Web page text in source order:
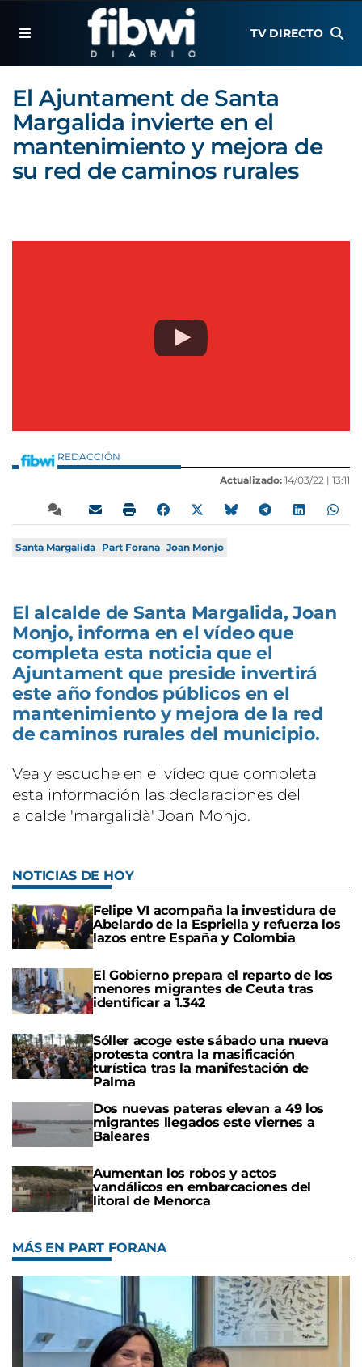
TV DIRECTO
El Ajuntament de Santa
Margalida invierte en el
mantenimiento y mejora de
su red de caminos rurales
REDACCIÓN
Actualizado: 14/03/22 | 13:11
Santa Margalida Part Forana Joan Monjo
El alcalde de Santa Margalida, Joan
Monjo, informa en el vídeo que
completa esta noticia que el
Ajuntament que preside invertirá
este año fondos públicos en el
mantenimiento y mejora de la red
de caminos rurales del municipio.
Vea y escuche en el vídeo que completa
esta información las declaraciones del
alcalde 'margalidà' Joan Monjo.
NOTICIAS DE HOY
Felipe VI acompaña la investidura de
Abelardo de la Espriella y refuerza los
lazos entre España y Colombia
El Gobierno prepara el reparto de los
menores migrantes de Ceuta tras
identificar a 1.342
Sóller acoge este sábado una nueva
protesta contra la masificación
turística tras la manifestación de
Palma
Dos nuevas pateras elevan a 49 los
migrantes llegados este viernes a
Baleares
Aumentan los robos y actos
vandálicos en embarcaciones del
litoral de Menorca
MÁS EN PART FORANA